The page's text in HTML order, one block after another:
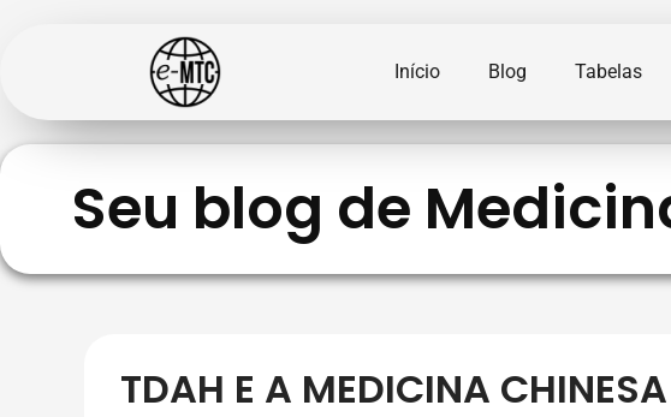
Início Blog Tabelas
Seu blog de
TDAH E A MEDICINA CHINESA